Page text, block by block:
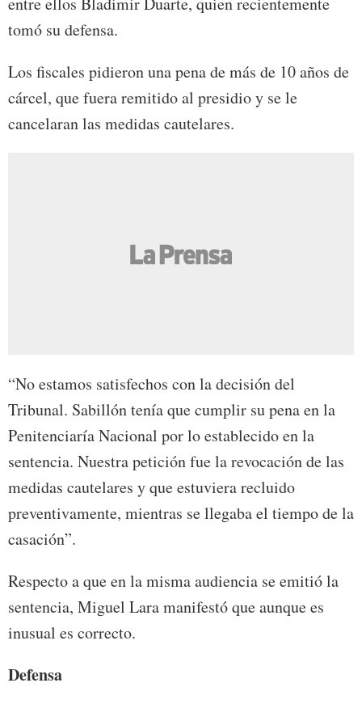
tomó su defensa.
Los fiscales pidieron una pena de más de 10 años de
cárcel, que fuera remitido al presidio y se le
cancelaran las medidas cautelares.
“No estamos satisfechos con la decisión del
Tribunal. Sabillón tenía que cumplir su pena en la
Penitenciaría Nacional por lo establecido en la
sentencia. Nuestra petición fue la revocación de las
medidas cautelares y que estuviera recluido
preventivamente, mientras se llegaba el tiempo de la
casación”.
Respecto a que en la misma audiencia se emitió la
sentencia, Miguel Lara manifestó que aunque es
inusual es correcto.
Defensa